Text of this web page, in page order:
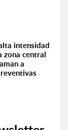
intensidad
zona central
a